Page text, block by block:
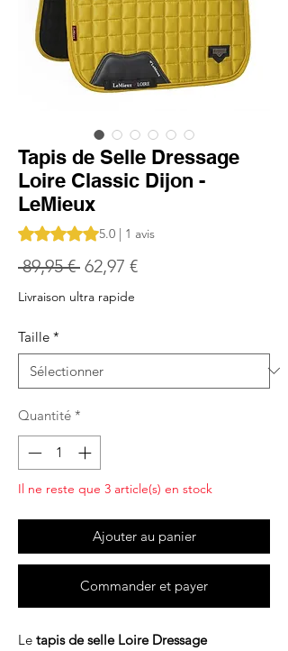
Tapis de Selle Dressage
Loire Classic Dijon -
LeMieux
La note est de 5.0 sur cinq étoiles selon 1
5.0 | 1 avis
89,95 € Prix
original
62,97 €Prix
Livraison ultra rapide
Taille *
Quantité *
Il ne reste que 3 article(s) en stock
Ajouter au panier
Commander et payer
Le tapis de selle Loire Dressage